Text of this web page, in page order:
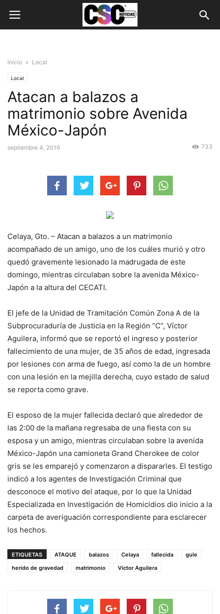
Inicio Local
Local
Atacan a balazos a
matrimonio sobre Avenida
México-Japón
septiembre 4, 2016 733
Celaya, Gto. – Atacan a balazos a un matrimonio
acompañado de un amigo, uno de los cuáles murió y otro
quedó gravemente lesionado la madrugada de este
domingo, mientras circulaban sobre la avenida México-
Japón a la altura del CECATI.
El jefe de la Unidad de Tramitación Común Zona A de la
Subprocuraduría de Justicia en la Región “C”, Víctor
Aguilera, informó que se reportó el ingreso y posterior
fallecimiento de una mujer, de 35 años de edad, ingresada
por lesiones con arma de fuego, así como la de un hombre
con una lesión en la mejilla derecha, cuyo estado de salud
se reporta como grave.
El esposo de la mujer fallecida declaró que alrededor de
las 2:00 de la mañana regresaba de una fiesta con su
esposa y un amigo, mientras circulaban sobre la avenida
México-Japón una camioneta Grand Cherokee de color
gris se les emparejó y comenzaron a dispararles. El testigo
indicó a los agentes de Investigación Criminal que
desconoce el motivo del ataque, por lo que la Unidad
Especializada en Investigación de Homicidios dio inicio a la
carpeta de averiguación correspondiente para esclarecer
los hechos.
ETIQUETAS ATAQUE balazos Celaya fallecida
gule
herido de gravedad
matrimonio Víctor Aguilera